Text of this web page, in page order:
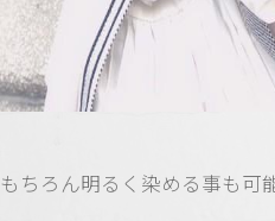
もちろん明るく染める事も可